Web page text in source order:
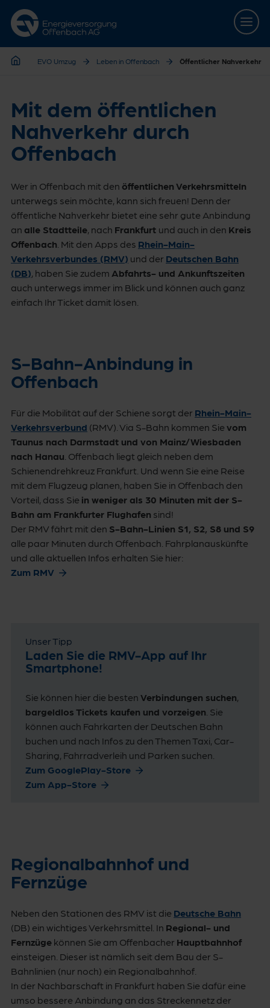
Zur Hauptnavigation springen
Zum Hauptinhalt springen
Zur Footernavigation springen
EVO Umzug Leben in Offenbach Öffentlicher Nahverkehr
Mit dem öffentlichen
Nahverkehr durch
Offenbach
Wer in Offenbach mit den öffentlichen Verkehrsmitteln
unterwegs sein möchte, kann sich freuen! Denn der
öffentliche Nahverkehr bietet eine sehr gute Anbindung
an alle Stadtteile, nach Frankfurt und auch in den Kreis
Offenbach . Mit den Apps des Rhein-Main-
Verkehrsverbundes (RMV) und der Deutschen Bahn
(DB), haben Sie zudem Abfahrts- und Ankunftszeiten
auch unterwegs immer im Blick und können auch ganz
einfach Ihr Ticket damit lösen.
S-Bahn-Anbindung in
Offenbach
Für die Mobilität auf der Schiene sorgt der Rhein-Main-
Verkehrsverbund (RMV). Via S-Bahn kommen Sie vom
Taunus nach Darmstadt und von Mainz/Wiesbaden
nach Hanau . Offenbach liegt gleich neben dem
Schienendrehkreuz Frankfurt. Und wenn Sie eine Reise
mit dem Flugzeug planen, haben Sie in Offenbach den
Vorteil, dass Sie in weniger als 30 Minuten mit der S-
Bahn am Frankfurter Flughafen sind!
Der RMV fährt mit den S-Bahn-Linien S1, S2, S8 und S9
alle paar Minuten durch Offenbach. Fahrplanauskünfte
und alle aktuellen Infos erhalten Sie hier:
Zum RMV
Unser Tipp
Laden Sie die RMV-App auf Ihr
Smartphone!
Sie können hier die besten Verbindungen suchen,
bargeldlos Tickets kaufen und vorzeigen . Sie
können auch Fahrkarten der Deutschen Bahn
buchen und nach Infos zu den Themen Taxi, Car-
Sharing, Fahrradverleih und Parken suchen.
Zum GooglePlay-Store
Zum App-Store
Regionalbahnhof und
Fernzüge
Neben den Stationen des RMV ist die Deutsche Bahn
(DB) ein wichtiges Verkehrsmittel. In Regional- und
Fernzüge können Sie am Offenbacher Hauptbahnhof
einsteigen. Dieser ist nämlich seit dem Bau der S-
Bahnlinien (nur noch) ein Regionalbahnhof.
In der Nachbarschaft in Frankfurt haben Sie dafür eine
umso bessere Anbindung an das Streckennetz der